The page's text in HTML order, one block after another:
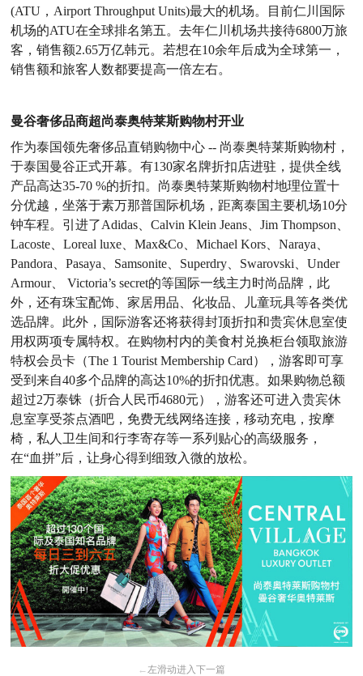
(ATU，Airport Throughput Units)最大的机场。目前仁川国际
机场的ATU在全球排名第五。去年仁川机场共接待6800万旅
客，销售额2.65万亿韩元。若想在10余年后成为全球第一，
销售额和旅客人数都要提高一倍左右。
曼谷奢侈品商超尚泰奥特莱斯购物村开业
作为泰国领先奢侈品直销购物中心 -- 尚泰奥特莱斯购物村，
于泰国曼谷正式开幕。有130家名牌折扣店进驻，提供全线
产品高达35-70 %的折扣。尚泰奥特莱斯购物村地理位置十
分优越，坐落于素万那普国际机场，距离泰国主要机场10分
钟车程。引进了Adidas、Calvin Klein Jeans、Jim Thompson、
Lacoste、Loreal luxe、Max&Co、Michael Kors、Naraya、
Pandora、Pasaya、Samsonite、Superdry、Swarovski、Under
Armour、 Victoria’s secret的等国际一线主力时尚品牌，此
外，还有珠宝配饰、家居用品、化妆品、儿童玩具等各类优
选品牌。此外，国际游客还将获得封顶折扣和贵宾休息室使
用权两项专属特权。在购物村内的美食村兑换柜台领取旅游
特权会员卡（The 1 Tourist Membership Card），游客即可享
受到来自40多个品牌的高达10%的折扣优惠。如果购物总额
超过2万泰铢（折合人民币4680元），游客还可进入贵宾休
息室享受茶点酒吧，免费无线网络连接，移动充电，按摩
椅，私人卫生间和行李寄存等一系列贴心的高级服务，
在“血拼”后，让身心得到细致入微的放松。
← 左滑动进入下一篇